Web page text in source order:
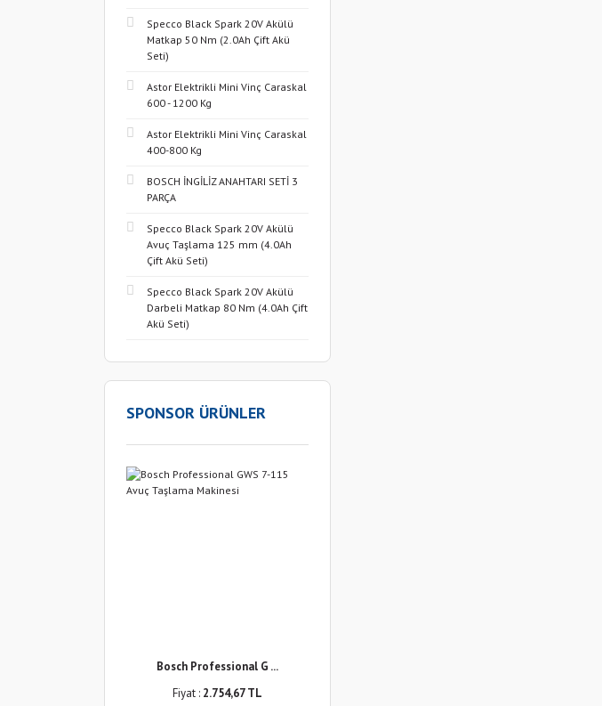
Specco Black Spark 20V Akülü
Matkap 50 Nm (2.0Ah Çift Akü
Seti)
Astor Elektrikli Mini Vinç Caraskal
600 - 1200 Kg
Astor Elektrikli Mini Vinç Caraskal
400-800 Kg
BOSCH İNGİLİZ ANAHTARI SETİ 3
PARÇA
Specco Black Spark 20V Akülü
Avuç Taşlama 125 mm (4.0Ah
Çift Akü Seti)
Specco Black Spark 20V Akülü
Darbeli Matkap 80 Nm (4.0Ah Çift
Akü Seti)
SPONSOR ÜRÜNLER
Bosch Professional G ...
Fiyat : 2.754,67 TL